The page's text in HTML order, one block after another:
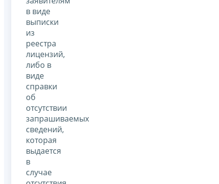
в виде
выписки
из
реестра
лицензий,
либо в
виде
справки
об
отсутствии
запрашиваемых
сведений,
которая
выдается
в
случае